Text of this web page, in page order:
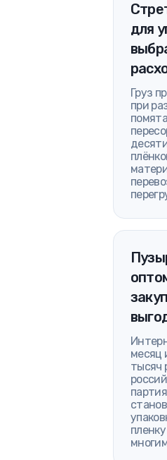
для
Груз
при
месяц
тысяч